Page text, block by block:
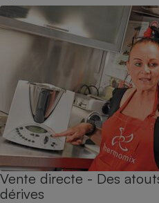
Vente directe - Des
dérives